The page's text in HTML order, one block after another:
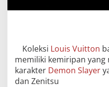
Koleksi Louis Vuitton
memiliki kemiripan yang
karakter Demon Slayer
dan Zenitsu